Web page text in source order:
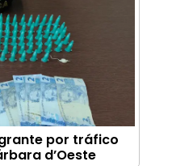
por tráfico
d’Oeste